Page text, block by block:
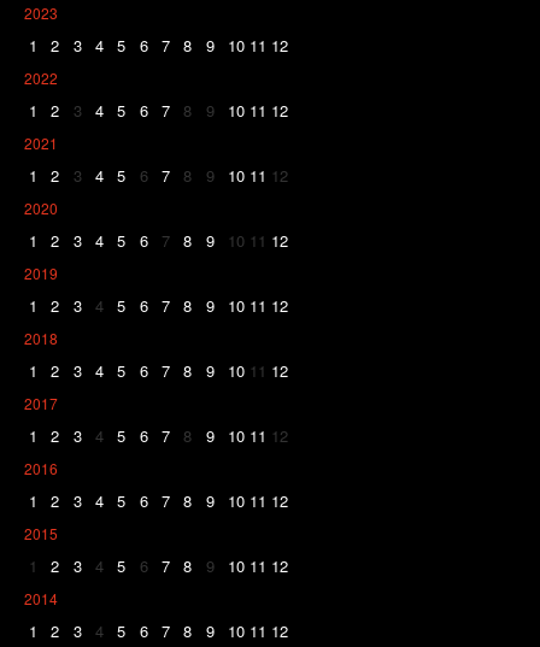
2023
1 2 3 4 5 6 7 8 9 10 11 12
2022
1 2 3 4 5 6 7 8 9 10 11 12
2021
1 2 3 4 5 6 7 8 9 10 11 12
2020
1 2 3 4 5 6 7 8 9 10 11 12
2019
1 2 3 4 5 6 7 8 9 10 11 12
2018
1 2 3 4 5 6 7 8 9 10 11 12
2017
1 2 3 4 5 6 7 8 9 10 11 12
2016
1 2 3 4 5 6 7 8 9 10 11 12
2015
1 2 3 4 5 6 7 8 9 10 11 12
2014
1 2 3 4 5 6 7 8 9 10 11 12